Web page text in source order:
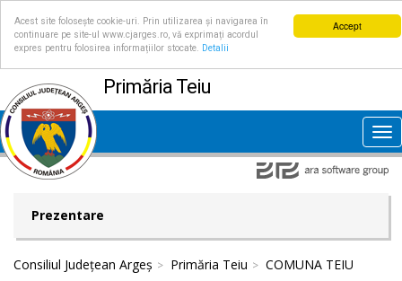
Accept
Acest site folosește cookie-uri. Prin utilizarea și navigarea în
continuare pe site-ul www.cjarges.ro, vă exprimați acordul
expres pentru folosirea informațiilor stocate.
Detalii
Primăria Teiu
Prezentare
Consiliul Județean Argeș Primăria Teiu COMUNA TEIU